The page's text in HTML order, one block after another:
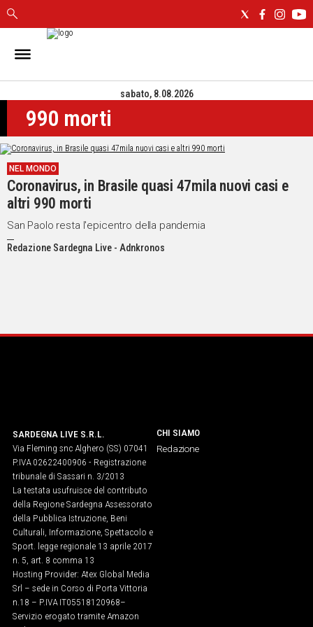
IN
CAGLIARI
SASSARI
NUORO
ORISTANO
SULCIS
GALLURA
OGLIASTRA
MEDIO
CAMPIDANO
IN
STORIE
VIDEO
UNISCITI
AL CANALE
WHATSAPP
sabato, 8.08.2026
990 morti
NEL MONDO
Coronavirus, in Brasile quasi 47mila nuovi casi e
altri 990 morti
San Paolo resta l'epicentro della pandemia
Redazione Sardegna Live - Adnkronos
SARDEGNA LIVE S.R.L.
Via Fleming snc Alghero (SS) 07041
P.IVA 02622400906 - Registrazione
tribunale di Sassari n. 3/2013
La testata usufruisce del contributo
della Regione Sardegna Assessorato
della Pubblica Istruzione, Beni
Culturali, Informazione, Spettacolo e
Sport. legge regionale 13 aprile 2017
n. 5, art. 8 comma 13
Hosting Provider: Atex Global Media
Srl – sede in Corso di Porta Vittoria
n.18 – P.IVA IT05518120968​–
Servizio erogato tramite Amazon
CHI SIAMO
Redazione